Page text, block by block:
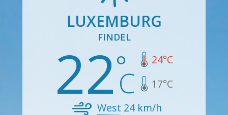
LUXEMBURG
FINDEL
22 24°C
17°C
West 24 km/h